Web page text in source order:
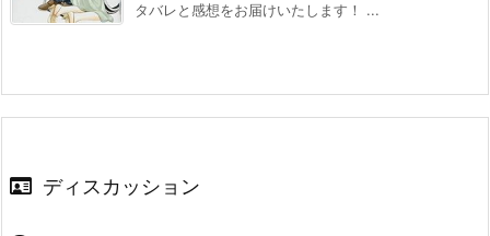
タバレと感想をお届けいたします！ ...
ディスカッション